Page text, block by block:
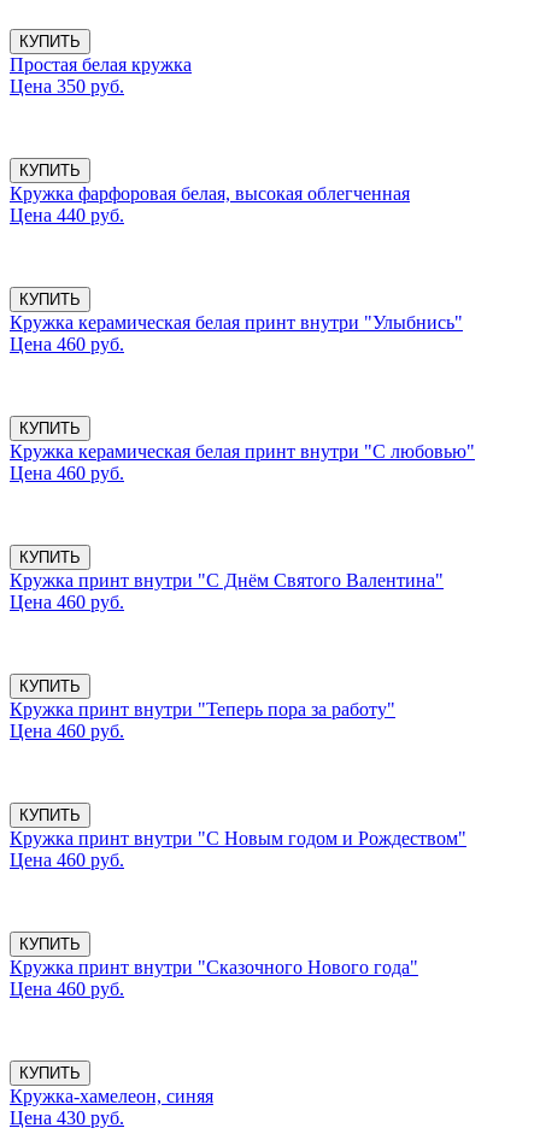
КУПИТЬ
Простая белая кружка
Цена 350 руб.
КУПИТЬ
Кружка фарфоровая белая, высокая облегченная
Цена 440 руб.
КУПИТЬ
Кружка керамическая белая принт внутри "Улыбнись"
Цена 460 руб.
КУПИТЬ
Кружка керамическая белая принт внутри "С любовью"
Цена 460 руб.
КУПИТЬ
Кружка принт внутри "С Днём Святого Валентина"
Цена 460 руб.
КУПИТЬ
Кружка принт внутри "Теперь пора за работу"
Цена 460 руб.
КУПИТЬ
Кружка принт внутри "С Новым годом и Рождеством"
Цена 460 руб.
КУПИТЬ
Кружка принт внутри "Сказочного Нового года"
Цена 460 руб.
КУПИТЬ
Кружка-хамелеон, синяя
Цена 430 руб.